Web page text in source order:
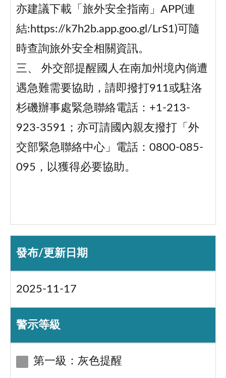
亦建議下載「旅外安全指南」APP(連
結:https://k7h2b.app.goo.gl/LrS1)可隨
時查詢旅外安全相關資訊。
三、
外交部提醒國人在南加州境內倘遭
遇急難需要協助，請即撥打911或駐洛
杉磯辦事處緊急聯絡電話：+1-213-
923-3591；亦可請國內親友撥打「外
交部緊急聯絡中心」電話：0800-085-
095，以獲得必要協助。
發布/更新日期
2025-11-17
警示等級
第一級：灰色提醒